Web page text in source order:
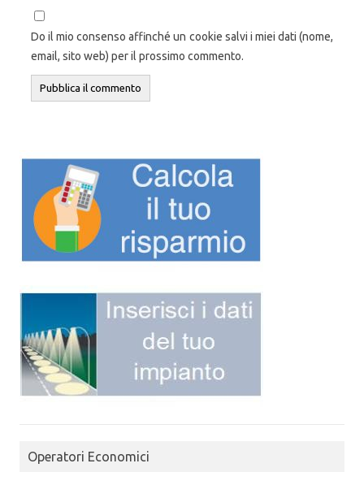
Do il mio consenso affinché un cookie salvi i miei dati (nome,
email, sito web) per il prossimo commento.
Operatori Economici